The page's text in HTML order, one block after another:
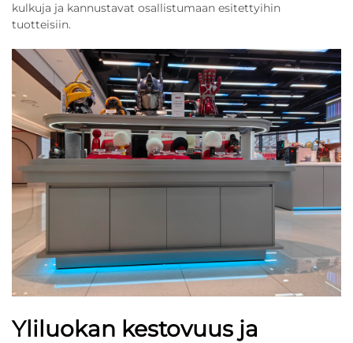
kulkuja ja kannustavat osallistumaan esitettyihin
tuotteisiin.
Yliluokan kestovuus ja